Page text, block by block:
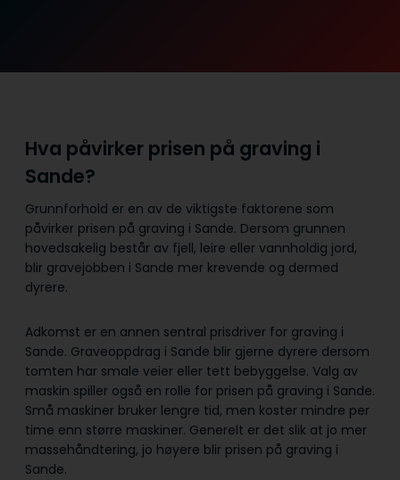
Hva påvirker prisen på graving i
Sande?
Grunnforhold er en av de viktigste faktorene som
påvirker prisen på graving i Sande. Dersom grunnen
hovedsakelig består av fjell, leire eller vannholdig jord,
blir gravejobben i Sande mer krevende og dermed
dyrere.
Adkomst er en annen sentral prisdriver for graving i
Sande. Graveoppdrag i Sande blir gjerne dyrere dersom
tomten har smale veier eller tett bebyggelse. Valg av
maskin spiller også en rolle for prisen på graving i Sande.
Små maskiner bruker lengre tid, men koster mindre per
time enn større maskiner. Generelt er det slik at jo mer
massehåndtering, jo høyere blir prisen på graving i
Sande.